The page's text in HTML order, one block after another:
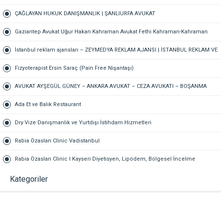
ÇAĞLAYAN HUKUK DANIŞMANLIK | ŞANLIURFA AVUKAT
Gaziantep Avukat Uğur Hakan Kahraman Avukat Fethi Kahraman-Kahraman
Hukuk Bürosu Gaziantep
İstanbul reklam ajansları – ZEYMEDYA REKLAM AJANSI | İSTANBUL REKLAM VE
SEO AJANSI, DİJİTAL PAZARLAMA AJANSI, SOSYAL MEDYA AJANSI, 360
REKLAM
Fizyoterapist Ersin Saraç (Pain Free Nişantaşı)
AVUKAT AYŞEGÜL GÜNEY – ANKARA AVUKAT – CEZA AVUKATI – BOŞANMA
AVUKATI – TAZMİNAT AVUKATI
Ada Et ve Balık Restaurant
Dry Vize Danışmanlık ve Yurtdışı İstihdam Hizmetleri
Rabia Özaslan Clinic Vadistanbul
Rabia Özaslan Clinic I Kayseri Diyetisyen, Lipödem, Bölgesel İncelme
Kategoriler